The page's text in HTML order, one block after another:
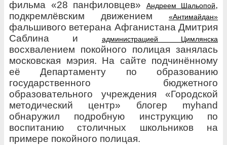
фильма «28 панфиловцев»
Андреем Шальопой,
подкремлёвским движением
«Антимайдан»
фальшивого ветерана Афганистана Дмитрия
Саблина и администрацией Цимлянска
восхвалением покойного полицая занялась
московская мэрия. На сайте подчинённому
её Департаменту по образованию
государственного бюджетного
образовательного учреждения «Городской
методический центр» блогер myhand
обнаружил
подробную инструкцию по
воспитанию столичных школьников на
примере покойного полицая.